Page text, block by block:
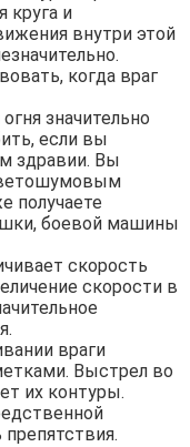
круга и
внутри этой
когда враг
значительно
если вы
здравии. Вы
получаете
боевой машины
скорость
скорости в
враги
Выстрел во
их контуры.